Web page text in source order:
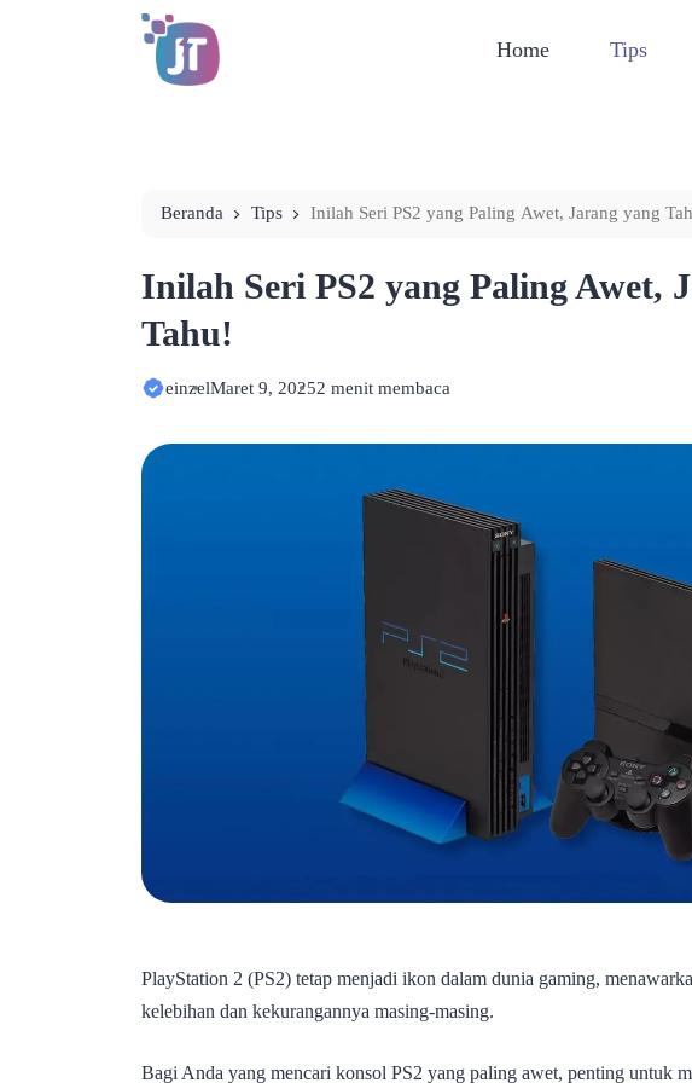
Home Tips
Beranda Tips Inilah Seri PS2 yang Paling Awet, Jarang yang
Inilah Seri PS2 yang Paling Awet,
Tahu!
einzelMaret 9, 20252 menit membaca
PlayStation 2 (PS2) tetap menjadi ikon dalam dunia gaming,
kelebihan dan kekurangannya masing-masing.
Bagi Anda yang mencari konsol PS2 yang paling awet, penting untuk